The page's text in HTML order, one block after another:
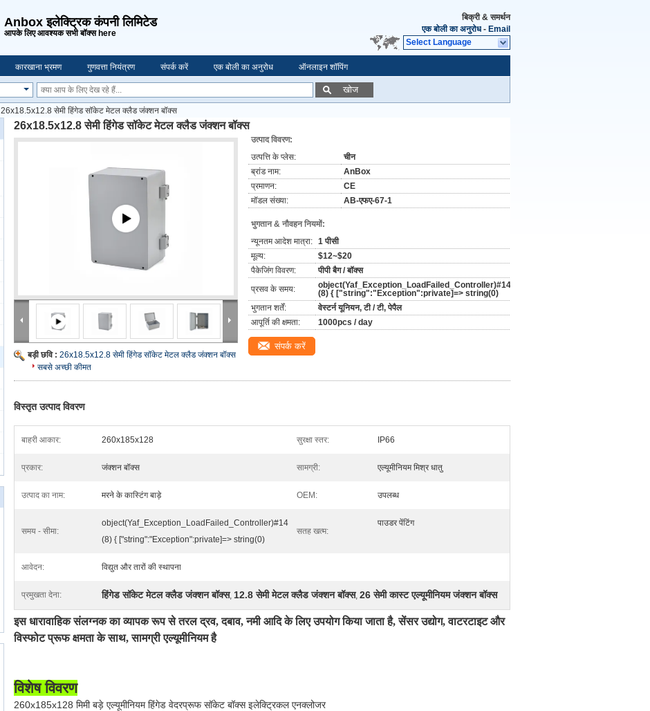
Anbox इलेक्ट्रिक कंपनी लिमिटेड
आपके लिए आवश्यक सभी बॉक्स here
बिक्री & समर्थन
एक बोली का अनुरोध - Email
Select Language
कारखाना भ्रमण गुणवत्ता नियंत्रण संपर्क करें एक बोली का अनुरोध ऑनलाइन शॉपिंग
खोज
26x18.5x12.8 सेमी हिंगेड सॉकेट मेटल क्लैड जंक्शन बॉक्स
26x18.5x12.8 सेमी हिंगेड सॉकेट मेटल क्लैड जंक्शन बॉक्स
बड़ी छवि : 26x18.5x12.8 सेमी हिंगेड सॉकेट मेटल क्लैड जंक्शन बॉक्स
सबसे अच्छी कीमत
उत्पाद विवरण:
उत्पत्ति के प्लेस:
चीन
ब्रांड नाम:
AnBox
प्रमाणन:
CE
मॉडल संख्या:
AB-एफए-67-1
भुगतान & नौवहन नियमों:
न्यूनतम आदेश मात्रा: 1 पीसी
मूल्य:
$12~$20
पैकेजिंग विवरण:
पीपी बैग / बॉक्स
प्रसव के समय:
object(Yaf_Exception_LoadFailed_Controller)#14
(8) { ["string":"Exception":private]=> string(0)
भुगतान शर्तें:
वेस्टर्न यूनियन, टी / टी, पेपैल
आपूर्ति की क्षमता:
1000pcs / day
संपर्क करें
विस्तृत उत्पाद विवरण
बाहरी आकार: 260x185x128 सुरक्षा स्तर: IP66
प्रकार: जंक्शन बॉक्स सामग्री: एल्यूमीनियम मिश्र धातु
उत्पाद का नाम: मरने के कास्टिंग बाड़े OEM: उपलब्ध
समय - सीमा:
object(Yaf_Exception_LoadFailed_Controller)#14
(8) { ["string":"Exception":private]=> string(0)
सतह खत्म:
पाउडर पेंटिंग
आवेदन: विद्युत और तारों की स्थापना
प्रमुखता देना: हिंगेड सॉकेट मेटल क्लैड जंक्शन बॉक्स, 12.8 सेमी मेटल क्लैड जंक्शन बॉक्स, 26 सेमी कास्ट एल्यूमीनियम जंक्शन बॉक्स
इस धारावाहिक संलग्नक का व्यापक रूप से तरल द्रव, दबाव, नमी आदि के लिए उपयोग किया जाता है, सेंसर उद्योग, वाटरटाइट और
विस्फोट प्रूफ क्षमता के साथ, सामग्री एल्यूमीनियम है
विशेष विवरण
260x185x128 मिमी बड़े एल्यूमीनियम हिंगेड वेदरप्रूफ सॉकेट बॉक्स इलेक्ट्रिकल एनक्लोजर